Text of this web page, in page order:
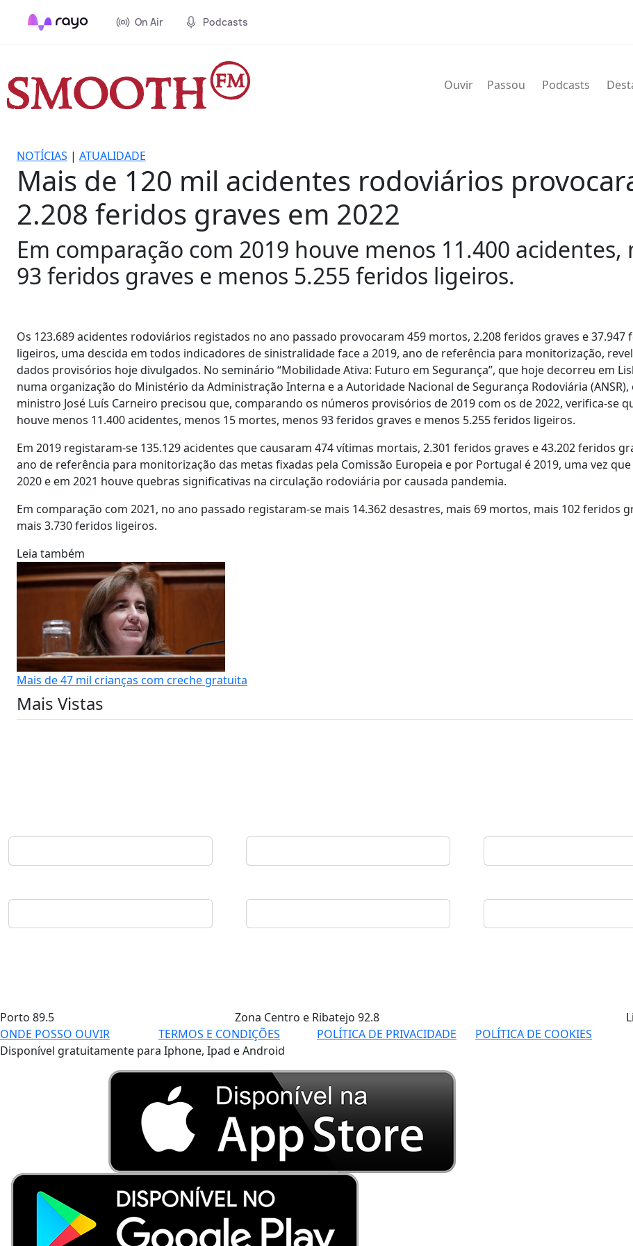
On Air Podcasts
Ouvir Passou Podcasts
NOTÍCIAS | ATUALIDADE
Mais de 120 mil acidentes rodoviários
2.208 feridos graves em 2022
Em comparação com 2019 houve menos 11.400
93 feridos graves e menos 5.255 feridos ligeiros.
Os 123.689 acidentes rodoviários registados no ano passado provocaram 459 mortos, 2.208 feridos graves e 37.947
ligeiros, uma descida em todos indicadores de sinistralidade face a 2019, ano de referência para monitorização,
dados provisórios hoje divulgados. No seminário “Mobilidade Ativa: Futuro em Segurança”, que hoje decorreu em
numa organização do Ministério da Administração Interna e a Autoridade Nacional de Segurança Rodoviária (ANSR),
ministro José Luís Carneiro precisou que, comparando os números provisórios de 2019 com os de 2022, verifica-se
houve menos 11.400 acidentes, menos 15 mortes, menos 93 feridos graves e menos 5.255 feridos ligeiros.
Em 2019 registaram-se 135.129 acidentes que causaram 474 vítimas mortais, 2.301 feridos graves e 43.202 feridos
ano de referência para monitorização das metas fixadas pela Comissão Europeia e por Portugal é 2019, uma vez que
2020 e em 2021 houve quebras significativas na circulação rodoviária por causada pandemia.
Em comparação com 2021, no ano passado registaram-se mais 14.362 desastres, mais 69 mortos, mais 102 feridos
mais 3.730 feridos ligeiros.
Leia também
Mais de 47 mil crianças com creche gratuita
Mais Vistas
Porto 89.5 Zona Centro e Ribatejo 92.8
ONDE POSSO OUVIR
TERMOS E CONDIÇÕES POLÍTICA DE PRIVACIDADE POLÍTICA DE COOKIES
Disponível gratuitamente para Iphone, Ipad e Android